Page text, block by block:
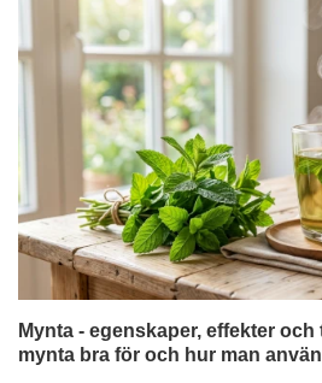
Mynta - egenskaper, effekter
mynta bra för och hur man